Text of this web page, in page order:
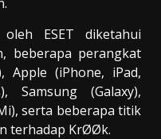
ESET diketahui
beberapa perangkat
Apple (iPhone, iPad,
Samsung (Galaxy),
serta beberapa titik
terhadap KrØØk.